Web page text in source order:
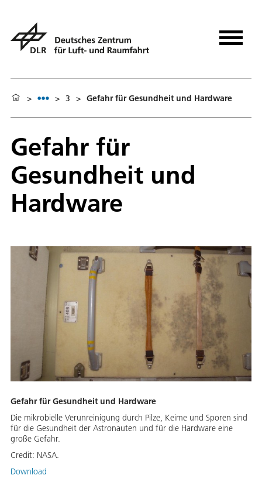
> > 3 > Gefahr für Gesundheit und Hardware
Gefahr für
Gesundheit und
Hardware
Gefahr für Gesundheit und Hardware
Die mikrobielle Verunreinigung durch Pilze, Keime und Sporen sind
für die Gesundheit der Astronauten und für die Hardware eine
große Gefahr.
Credit: NASA.
Download